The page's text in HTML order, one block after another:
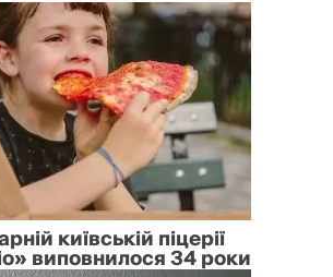
київській піцерії
виповнилося 34 роки